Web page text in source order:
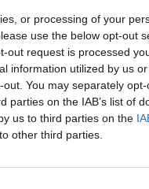
or processing of your
use the below opt-out
out request is processed
information utilized by us
You may separately
parties on the IAB’s list of
us to third parties on the
other third parties.
möchtest,